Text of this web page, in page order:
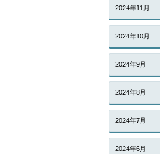
2024年11月
2024年10月
2024年9月
2024年8月
2024年7月
2024年6月